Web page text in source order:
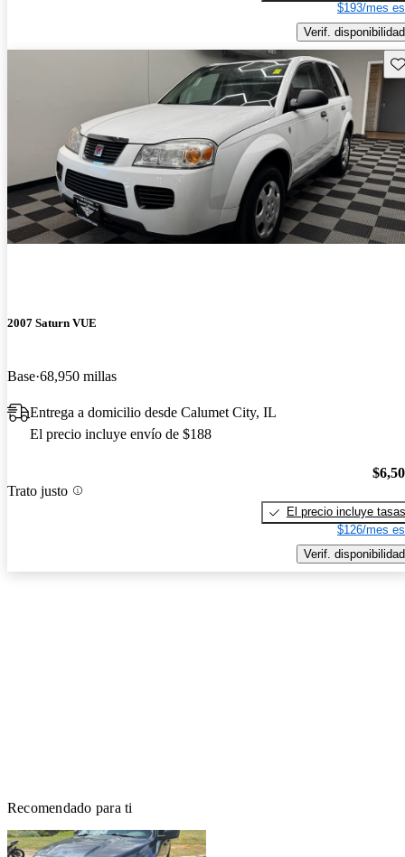
$193/mes
Verif. disponibilidad
2007 Saturn VUE
Base 68,950 millas
Entrega a domicilio desde Calumet City, IL
El precio incluye envío de $188
Trato justo
El precio incluye tasas
$126/mes
Verif. disponibilidad
Recomendado para ti